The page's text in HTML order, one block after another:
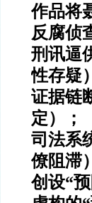
作品将
反腐侦
刑讯逼
性存疑
证据链
定）；
司法系
僚阻滞
创设“